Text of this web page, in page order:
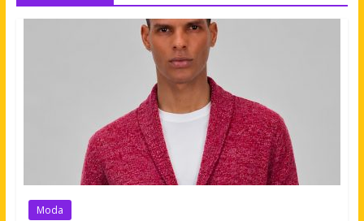
Moda